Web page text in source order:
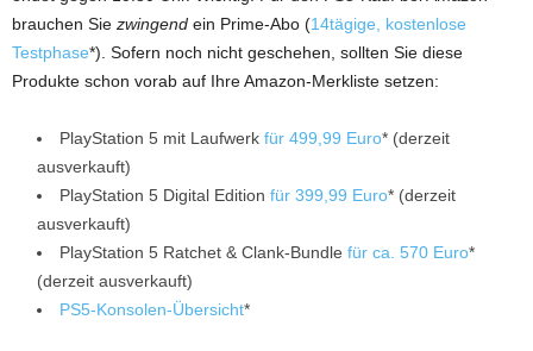
brauchen Sie zwingend ein Prime-Abo (14tägige, kostenlose
Testphase*). Sofern noch nicht geschehen, sollten Sie diese
Produkte schon vorab auf Ihre Amazon-Merkliste setzen:
PlayStation 5 mit Laufwerk für 499,99 Euro* (derzeit
ausverkauft)
PlayStation 5 Digital Edition für 399,99 Euro* (derzeit
ausverkauft)
PlayStation 5 Ratchet & Clank-Bundle für ca. 570 Euro*
(derzeit ausverkauft)
PS5-Konsolen-Übersicht*